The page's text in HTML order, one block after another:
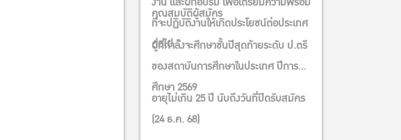
ที่จะปฏิบัติงานให้เกิดประโยชน์ต่อประเทศ
ต่อไป ”
คุณสมบัติผู้สมัคร
ผู้ที่กำลังจะศึกษาชั้นปีสุดท้ายระดับ ป.ตรี
ของสถาบันการศึกษาในประเทศ ปีการ
ศึกษา 2569
อายุไม่เกิน 25 ปี นับถึงวันที่ปิดรับสมัคร
(24 ธ.ค. 68)